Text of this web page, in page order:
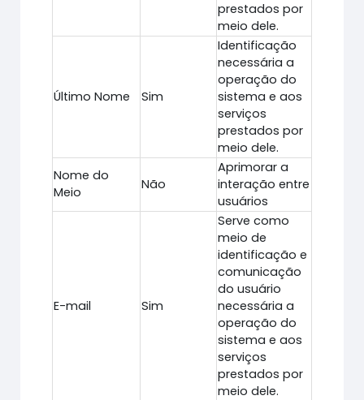
prestados por
meio dele.
Último Nome Sim
Identificação
necessária a
operação do
sistema e aos
serviços
prestados por
meio dele.
Nome do
Meio
Não
Aprimorar a
interação entre
usuários
E-mail Sim
Serve como
meio de
identificação e
comunicação
do usuário
necessária a
operação do
sistema e aos
serviços
prestados por
meio dele.